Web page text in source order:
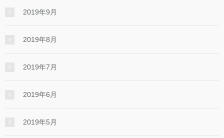
2019年9月
2019年8月
2019年7月
2019年6月
2019年5月